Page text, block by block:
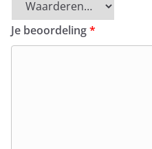
Je beoordeling*